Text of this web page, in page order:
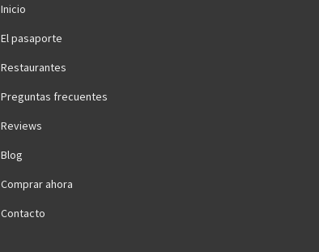
Inicio
El pasaporte
Restaurantes
Preguntas frecuentes
Reviews
Blog
Comprar ahora
Contacto